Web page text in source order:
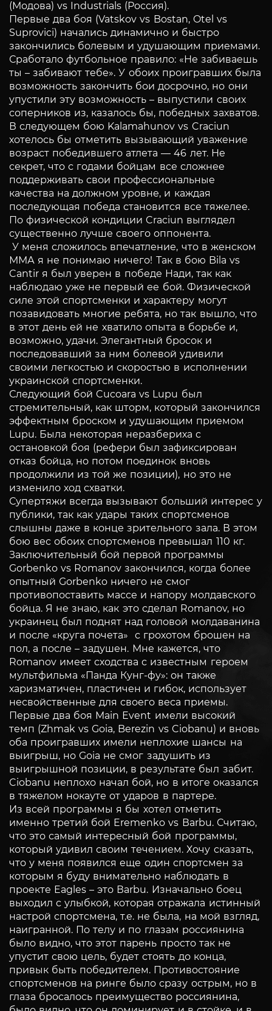
(Модова) vs Industrials (Россия).
Первые два боя (Vatskov vs Bostan, Otel vs
Suprovici) начались динамично и быстро
закончились болевым и удушающим приемами.
Сработало футбольное правило: «Не забиваешь
ты – забивают тебе». У обоих проигравших была
возможность закончить бои досрочно, но они
упустили эту возможность – выпустили своих
соперников из, казалось бы, победных захватов.
В следующем бою Kalamahunov vs Craciun
хотелось бы отметить вызывающий уважение
возраст победившего атлета — 46 лет. Не
секрет, что с годами бойцам все сложнее
поддерживать свои профессиональные
качества на должном уровне, и каждая
последующая победа становится все тяжелее.
По физической кондиции Craciun выглядел
существенно лучше своего оппонента.
У меня сложилось впечатление, что в женском
ММА я не понимаю ничего! Так в бою Bila vs
Cantir я был уверен в победе Нади, так как
наблюдаю уже не первый ее бой. Физической
силе этой спортсменки и характеру могут
позавидовать многие ребята, но так вышло, что
в этот день ей не хватило опыта в борьбе и,
возможно, удачи. Элегантный бросок и
последовавший за ним болевой удивили
своими легкостью и скоростью в исполнении
украинской спортсменки.
Следующий бой Cucoara vs Lupu был
стремительный, как шторм, который закончился
эффектным броском и удушающим приемом
Lupu. Была некоторая неразбериха с
остановкой боя (рефери был зафиксирован
отказ бойца, но потом поединок вновь
продолжили из той же позиции), но это не
изменило ход схватки.
Супертяжи всегда вызывают больший интерес у
публики, так как удары таких спортсменов
слышны даже в конце зрительного зала. В этом
бою вес обоих спортсменов превышал 110 кг.
Заключительный бой первой программы
Gorbenko vs Romanov закончился, когда более
опытный Gorbenko ничего не смог
противопоставить массе и напору молдавского
бойца. Я не знаю, как это сделал Romanov, но
украинец был поднят над головой молдаванина
и после «круга почета» с грохотом брошен на
пол, а после – задушен. Мне кажется, что
Romanov имеет сходства с известным героем
мультфильма «Панда Кунг-фу»: он также
харизматичен, пластичен и гибок, использует
несвойственные для своего веса приемы.
Первые два боя Main Еvent имели высокий
темп (Zhmak vs Goia, Berezin vs Ciobanu) и вновь
оба проигравших имели неплохие шансы на
выигрыш, но Goia не смог задушить из
выигрышной позиции, в результате был забит.
Ciobanu неплохо начал бой, но в итоге оказался
в тяжелом нокауте от ударов в партере.
Из всей программы я бы хотел отметить
именно третий бой Eremenko vs Вarbu. Считаю,
что это самый интересный бой программы,
который удивил своим течением. Хочу сказать,
что у меня появился еще один спортсмен за
которым я буду внимательно наблюдать в
проекте Eagles – это Вarbu. Изначально боец
выходил с улыбкой, которая отражала истинный
настрой спортсмена, т.е. не была, на мой взгляд,
наигранной. По телу и по глазам россиянина
было видно, что этот парень просто так не
упустит свою цель, будет стоять до конца,
привык быть победителем. Противостояние
спортсменов на ринге было сразу острым, но в
глаза бросалось преимущество россиянина,